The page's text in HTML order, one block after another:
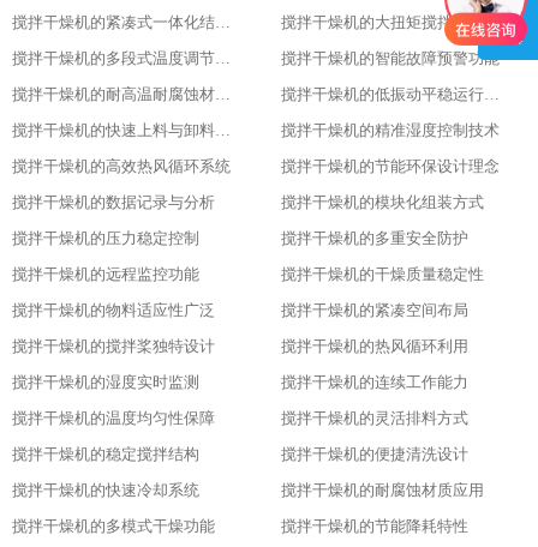
搅拌干燥机的紧凑式一体化结构布局
搅拌干燥机的大扭矩搅拌动力输出
搅拌干燥机的多段式温度调节模式
搅拌干燥机的智能故障预警功能
搅拌干燥机的耐高温耐腐蚀材质选用
搅拌干燥机的低振动平稳运行特性
搅拌干燥机的快速上料与卸料设计
搅拌干燥机的精准湿度控制技术
搅拌干燥机的高效热风循环系统
搅拌干燥机的节能环保设计理念
搅拌干燥机的数据记录与分析
搅拌干燥机的模块化组装方式
搅拌干燥机的压力稳定控制
搅拌干燥机的多重安全防护
搅拌干燥机的远程监控功能
搅拌干燥机的干燥质量稳定性
搅拌干燥机的物料适应性广泛
搅拌干燥机的紧凑空间布局
搅拌干燥机的搅拌桨独特设计
搅拌干燥机的热风循环利用
搅拌干燥机的湿度实时监测
搅拌干燥机的连续工作能力
搅拌干燥机的温度均匀性保障
搅拌干燥机的灵活排料方式
搅拌干燥机的稳定搅拌结构
搅拌干燥机的便捷清洗设计
搅拌干燥机的快速冷却系统
搅拌干燥机的耐腐蚀材质应用
搅拌干燥机的多模式干燥功能
搅拌干燥机的节能降耗特性